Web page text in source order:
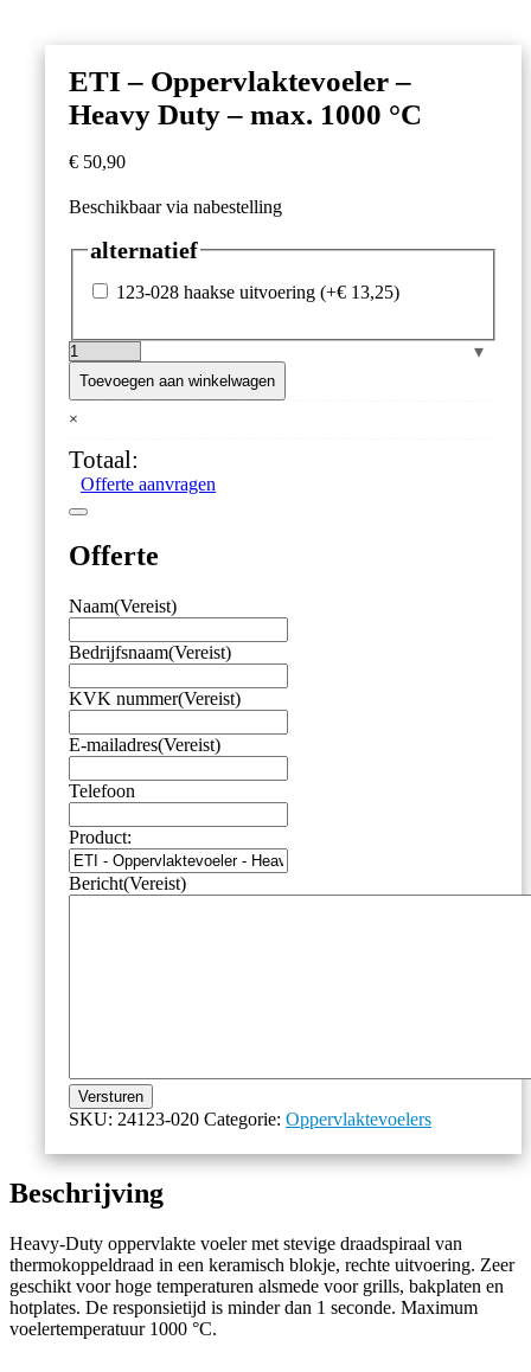
ETI – Oppervlaktevoeler –
Heavy Duty – max. 1000 °C
€ 50,90
Beschikbaar via nabestelling
alternatief
123-028 haakse uitvoering (+€ 13,25)
ETI
Oppervlaktevoeler
–
Duty
max.
°C
Toevoegen aan winkelwagen
×
Totaal:
Offerte aanvragen
Offerte
Naam(Vereist)
Bedrijfsnaam(Vereist)
KVK nummer(Vereist)
E-mailadres(Vereist)
Telefoon
Product:
Bericht(Vereist)
Versturen
SKU: 24123-020 Categorie: Oppervlaktevoelers
Beschrijving
Heavy-Duty oppervlakte voeler met stevige draadspiraal van
thermokoppeldraad in een keramisch blokje, rechte uitvoering. Zeer
geschikt voor hoge temperaturen alsmede voor grills, bakplaten en
hotplates. De responsietijd is minder dan 1 seconde. Maximum
voelertemperatuur 1000 °C.